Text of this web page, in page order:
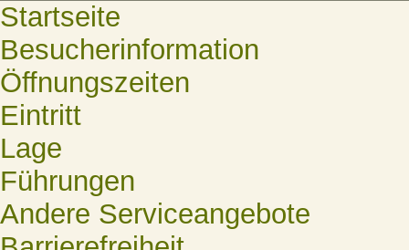
Startseite
Besucherinformation
Öffnungszeiten
Eintritt
Lage
Führungen
Andere Serviceangebote